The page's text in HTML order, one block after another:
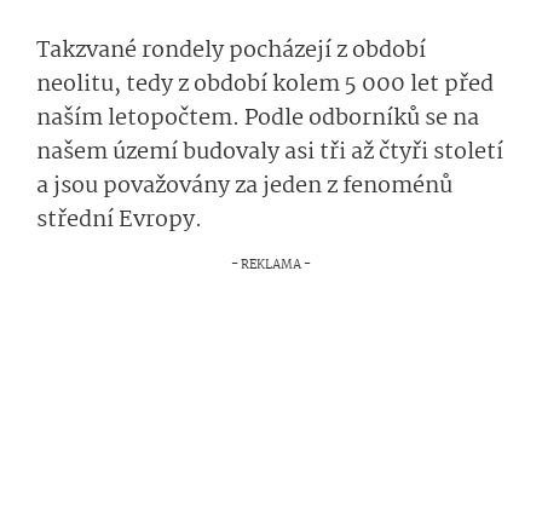
Takzvané rondely pocházejí z období
neolitu, tedy z období kolem 5 000 let před
naším letopočtem. Podle odborníků se na
našem území budovaly asi tři až čtyři století
a jsou považovány za jeden z fenoménů
střední Evropy.